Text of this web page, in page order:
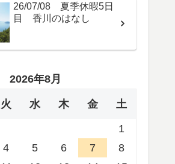
26/07/08 夏季休暇5日
目 香川のはなし
2026年8月
火 水 木 金 土
1
4 5 6 7
8